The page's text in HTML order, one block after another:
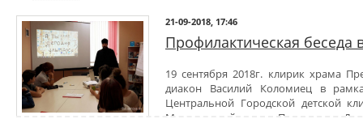
21-09-2018, 17:46
Профилактическая беседа
19 сентября 2018г. клирик храма
диакон Василий Коломиец в
Центральной Городской детской
Медицинский центр «Подросток».